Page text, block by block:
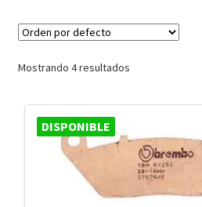
Mostrando 4 resultados
DISPONIBLE